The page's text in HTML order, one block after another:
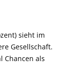
sieht im
Gesellschaft.
Chancen als